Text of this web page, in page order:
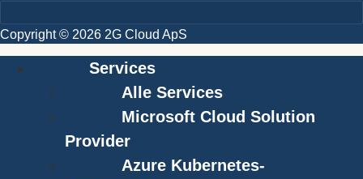
Copyright © 2026 2G Cloud ApS
Services
Alle Services
Microsoft Cloud Solution
Provider
Azure Kubernetes-